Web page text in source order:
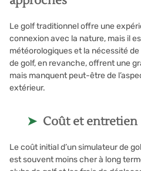
Le golf traditionnel offre une
connexion avec la nature, mais il
météorologiques et la nécessité
de golf, en revanche, offrent une
mais manquent peut-être de
extérieur.
Coût et entretien
Le coût initial d’un simulateur de
est souvent moins cher à long